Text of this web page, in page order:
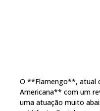
O **Flamengo**, atual
Americana** com um
uma atuação muito